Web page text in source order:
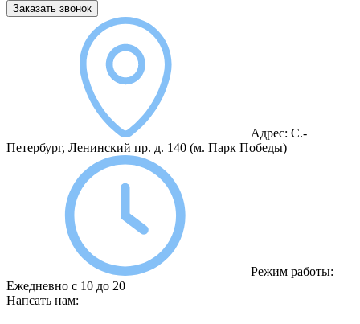
Заказать звонок
Адрес: С.-
Петербург, Ленинский пр. д. 140 (м. Парк Победы)
Режим работы:
Ежедневно с 10 до 20
Напсать нам: